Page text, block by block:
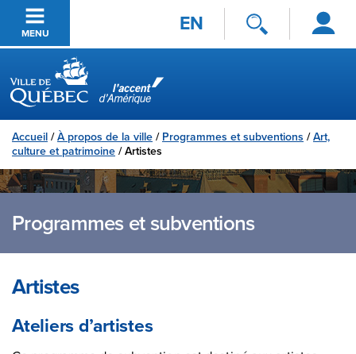
Passer au contenu principal
MENU EN
Se
connecter
Ville de Québec
Accueil /À propos de la ville / Programmes et subventions /Art,
culture et patrimoine /Artistes
Programmes et subventions
Artistes
Ateliers d’artistes